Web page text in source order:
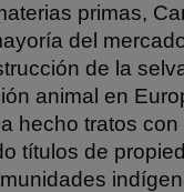
primas,
del
de la
animal en
hecho tratos
títulos de